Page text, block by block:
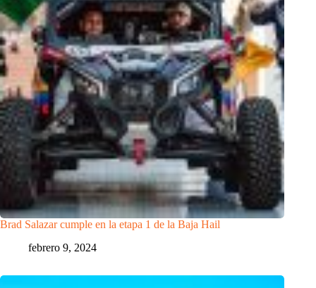
Brad Salazar cumple en la etapa 1 de la Baja Hail
febrero 9, 2024